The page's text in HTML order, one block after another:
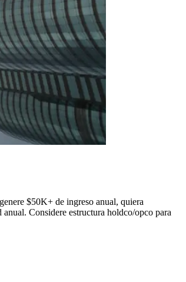
$50K+ de ingreso anual, quiera
Considere estructura holdco/opco para